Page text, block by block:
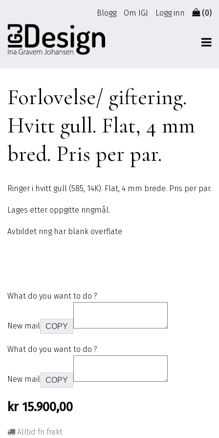
innhold
Blogg Om IGJ Logg inn (0)
Forlovelse/ giftering.
Hvitt gull. Flat, 4 mm
bred. Pris per par.
Ringer i hvitt gull (585, 14K). Flat, 4 mm brede. Pris per par.
Lages etter oppgitte ringmål.
Avbildet ring har blank overflate
What do you want to do ?
New mail COPY
What do you want to do ?
New mail COPY
kr15.900,00
Alltid fri frakt